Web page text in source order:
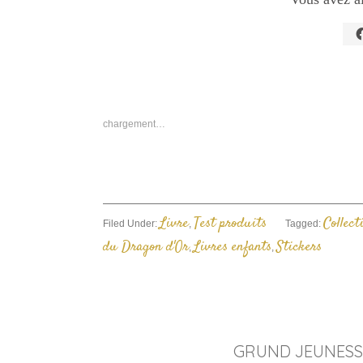
chargement…
Filed Under: Livre, Test produits Tagged:
du Dragon d'Or, Livres enfants,Stickers
GRUND